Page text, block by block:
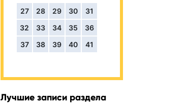
27 28 29 30
31
32
33 34 35
36
37
38 39 40 41
Лучшие записи раздела